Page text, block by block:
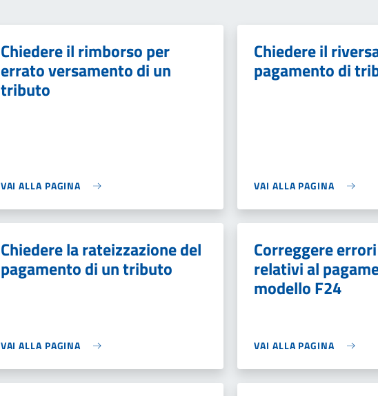
Chiedere il rimborso per
errato versamento di un
tributo
VAI ALLA PAGINA
Chiedere il
pagamento di
VAI ALLA PAGINA
Chiedere la rateizzazione del
pagamento di un tributo
VAI ALLA PAGINA
Correggere
relativi al
modello F24
VAI ALLA PAGINA